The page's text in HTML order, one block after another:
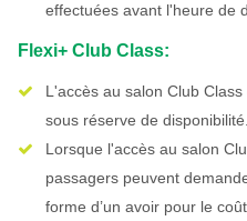
effectuées avant l'heure de
Flexi+ Club Class:
L'accès au salon Club
sous réserve de disponibilité.
Lorsque l'accès au salon
passagers peuvent
forme d’un avoir pour le